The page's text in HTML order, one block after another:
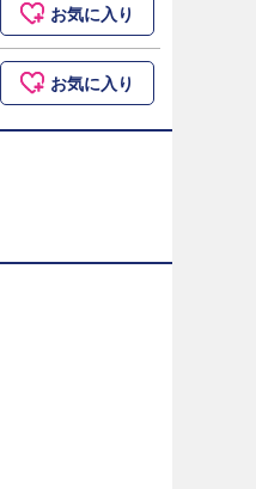
お気に入り
お気に入り